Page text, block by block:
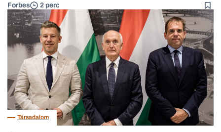
Forbes 2 perc
Társadalom